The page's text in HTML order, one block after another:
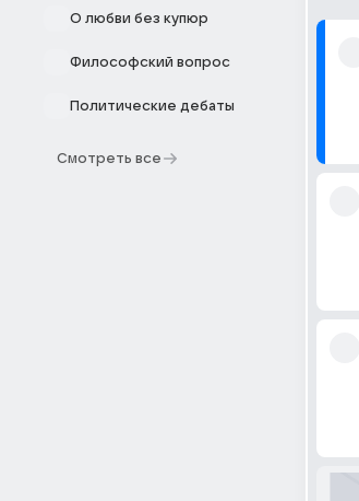
О любви без купюр
Философский вопрос
Политические дебаты
Смотреть все